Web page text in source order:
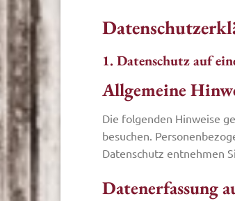
1. Datenschutz auf
Allgemeine
Die folgenden Hinweise
besuchen.
Datenschutz entnehmen
Datenerfassung